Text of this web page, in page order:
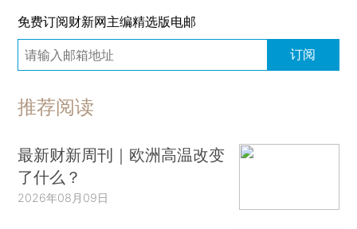
免费订阅财新网主编精选版电邮
订阅
推荐阅读
最新财新周刊｜欧洲高温改变
了什么？
2026年08月09日